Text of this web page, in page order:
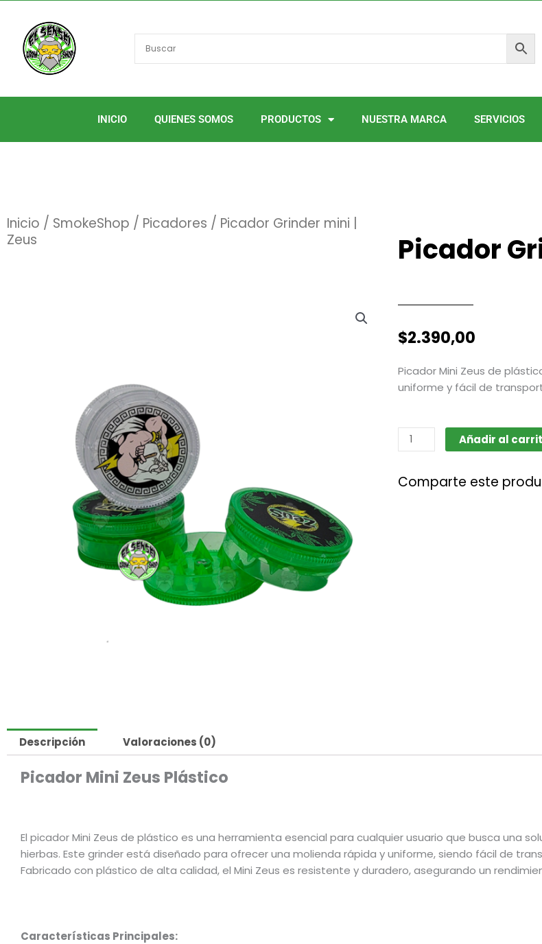
contenido
INICIO QUIENES SOMOS PRODUCTOS NUESTRA MARCA SERVICIOS
Inicio / SmokeShop / Picadores / Picador Grinder mini |
Zeus
Picador
$2.390,00
Picador Mini Zeus de
uniforme y fácil de
Picador
Grinder
|
Añadir al
Comparte este
Descripción Valoraciones (0)
Picador Mini Zeus Plástico
El picador Mini Zeus de plástico es una herramienta esencial para cualquier usuario que busca una
hierbas. Este grinder está diseñado para ofrecer una molienda rápida y uniforme, siendo fácil de
Fabricado con plástico de alta calidad, el Mini Zeus es resistente y duradero, asegurando un
Características Principales: